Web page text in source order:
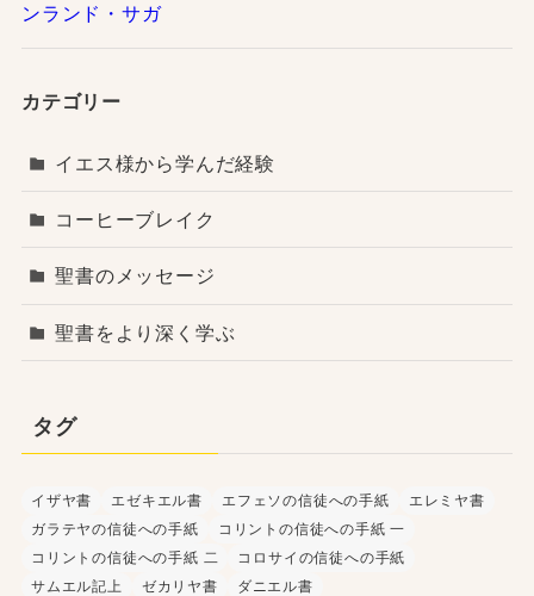
ンランド・サガ
カテゴリー
イエス様から学んだ経験
コーヒーブレイク
聖書のメッセージ
聖書をより深く学ぶ
タグ
イザヤ書 エゼキエル書 エフェソの信徒への手紙
エレミヤ書
ガラテヤの信徒への手紙
コリントの信徒への手紙 一
コリントの信徒への手紙 二
コロサイの信徒への手紙
サムエル記上
ゼカリヤ書
ダニエル書